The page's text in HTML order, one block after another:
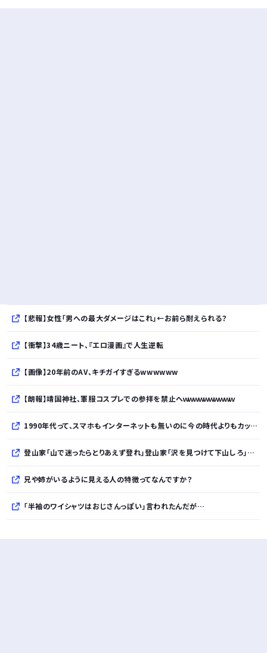
【悲報】女性「男への最大ダメージはこれ」←お前ら耐えられる？
【衝撃】34歳ニート、『エロ漫画』で人生逆転
【画像】20年前のAV、キチガイすぎるwwwwww
【朗報】靖国神社、軍服コスプレでの参拝を禁止へｗｗｗｗｗｗｗｗｗｗ
1990年代って、スマホもインターネットも無いのに今の時代よりもカッコ良いよな
登山家「山で迷ったらとりあえず登れ」登山家「沢を見つけて下山しろ」←これ結局どっちが正解なの？
兄や姉がいるように見える人の特徴ってなんですか？
「半袖のワイシャツはおじさんっぽい」言われたんだが…